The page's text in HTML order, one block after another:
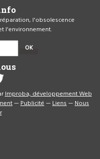
l'obsolescence
l'environnement.
OK
Improba, développement Web
—Publicité—Liens—Nous